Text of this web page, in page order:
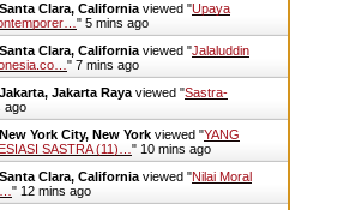
Santa Clara, California viewed "Upaya
" 5 mins ago
Santa Clara, California viewed "Jalaluddin
" 7 mins ago
Jakarta, Jakarta Raya viewed "Sastra-
ago
New York City, New York viewed "YANG
SASTRA (11)… " 10 mins ago
Santa Clara, California viewed "Nilai Moral
" 12 mins ago